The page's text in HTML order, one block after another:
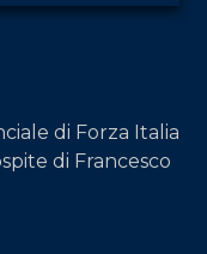
di Forza Italia
di Francesco